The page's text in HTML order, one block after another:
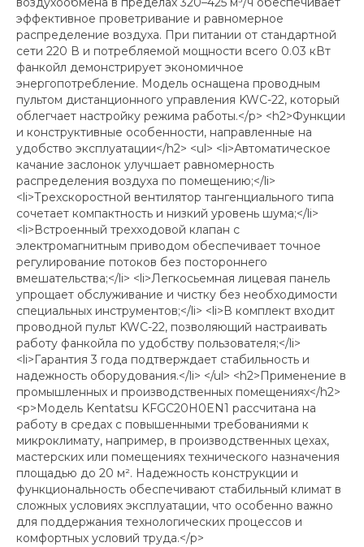
эффективное проветривание и равномерное
распределение воздуха. При питании от стандартной
сети 220 В и потребляемой мощности всего 0.03 кВт
фанкойл демонстрирует экономичное
энергопотребление. Модель оснащена проводным
пультом дистанционного управления KWC-22, который
облегчает настройку режима работы.</p> <h2>Функции
и конструктивные особенности, направленные на
удобство эксплуатации</h2> <ul> <li>Автоматическое
качание заслонок улучшает равномерность
распределения воздуха по помещению;</li>
<li>Трехскоростной вентилятор тангенциального типа
сочетает компактность и низкий уровень шума;</li>
<li>Встроенный трехходовой клапан с
электромагнитным приводом обеспечивает точное
регулирование потоков без постороннего
вмешательства;</li> <li>Легкосьемная лицевая панель
упрощает обслуживание и чистку без необходимости
специальных инструментов;</li> <li>В комплект входит
проводной пульт KWC-22, позволяющий настраивать
работу фанкойла по удобству пользователя;</li>
<li>Гарантия 3 года подтверждает стабильность и
надежность оборудования.</li> </ul> <h2>Применение в
промышленных и производственных помещениях</h2>
<p>Модель Kentatsu KFGC20H0EN1 рассчитана на
работу в средах с повышенными требованиями к
микроклимату, например, в производственных цехах,
мастерских или помещениях технического назначения
площадью до 20 м². Надежность конструкции и
функциональность обеспечивают стабильный климат в
сложных условиях эксплуатации, что особенно важно
для поддержания технологических процессов и
комфортных условий труда.</p>